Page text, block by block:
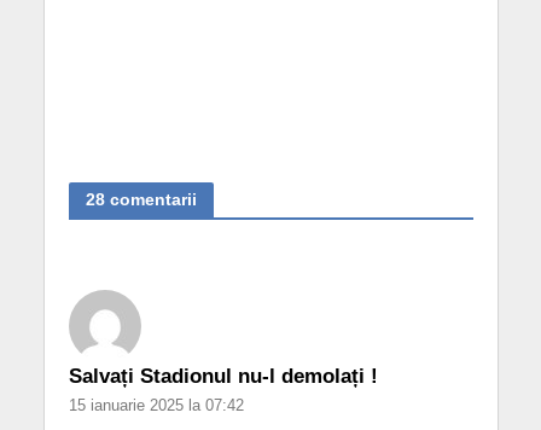
28 comentarii
Salvați Stadionul nu-l demolați !
15 ianuarie 2025 la 07:42